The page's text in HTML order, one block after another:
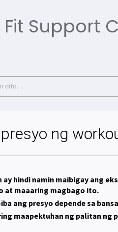
Fit Support
ng
ay hindi namin maibigay ang
at maaaring magbago ito.
ang presyo depende sa
maapektuhan ng palitan ng